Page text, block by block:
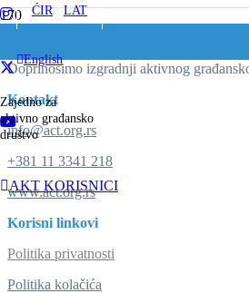
ĆIR/LAT
English
Zajedno za
aktivno građansko
društvo
AKT KORISNICI
Doprinosimo izgradnji aktivnog
Kontakt
info@act.org.rs
+381 11 3341 218
www.act.org.rs
Korisni linkovi
Politika privatnosti
Politika kolačića